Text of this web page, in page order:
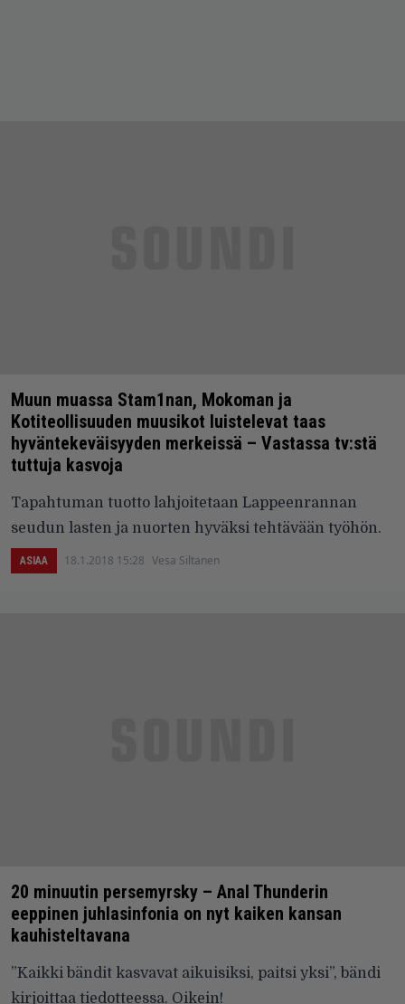
Muun muassa Stam1nan, Mokoman ja
Kotiteollisuuden muusikot luistelevat taas
hyväntekeväisyyden merkeissä – Vastassa tv:stä
tuttuja kasvoja
Tapahtuman tuotto lahjoitetaan Lappeenrannan
seudun lasten ja nuorten hyväksi tehtävään työhön.
ASIAA 18.1.2018 15:28 Vesa Siltanen
20 minuutin persemyrsky – Anal Thunderin
eeppinen juhlasinfonia on nyt kaiken kansan
kauhisteltavana
”Kaikki bändit kasvavat aikuisiksi, paitsi yksi”, bändi
kirjoittaa tiedotteessa. Oikein!